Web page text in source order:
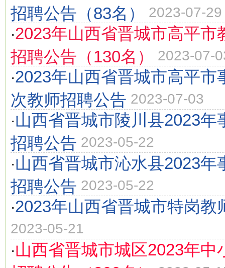
招聘公告（83名）
2023-07-29
·2023年山西省晋城市高平市
招聘公告（130名）
2023-07-
·2023年山西省晋城市高平市
次教师招聘公告 2023-07-03
·山西省晋城市陵川县2023年
招聘公告 2023-05-22
·山西省晋城市沁水县2023年
招聘公告 2023-05-22
·2023年山西省晋城市特岗教
2023-05-21
·山西省晋城市城区2023年中